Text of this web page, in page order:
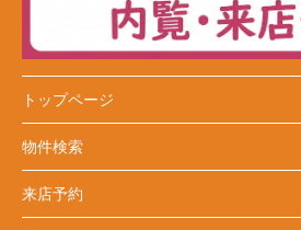
トップページ
物件検索
来店予約